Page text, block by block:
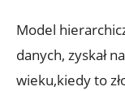
Model
danych,⁢ zyskał
wieku,kiedy to